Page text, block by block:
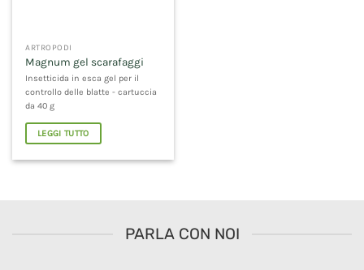
ARTROPODI
Magnum gel scarafaggi
Insetticida in esca gel per il
controllo delle blatte - cartuccia
da 40 g
LEGGI TUTTO
PARLA CON NOI